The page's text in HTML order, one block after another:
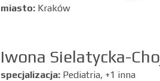
miasto: Kraków
Iwona Sielatycka-
specjalizacja: Pediatria, +1 inna